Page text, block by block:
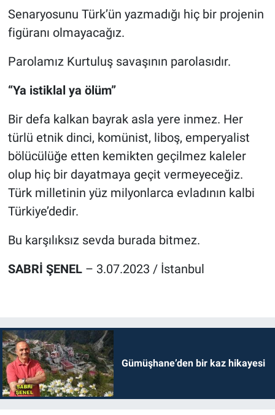
Senaryosunu Türk’ün yazmadığı hiç bir projenin
figüranı olmayacağız.
Parolamız Kurtuluş savaşının parolasıdır.
“Ya istiklal ya ölüm”
Bir defa kalkan bayrak asla yere inmez. Her
türlü etnik dinci, komünist, liboş, emperyalist
bölücülüğe etten kemikten geçilmez kaleler
olup hiç bir dayatmaya geçit vermeyeceğiz.
Türk milletinin yüz milyonlarca evladının kalbi
Türkiye’dedir.
Bu karşılıksız sevda burada bitmez.
SABRİ ŞENEL – 3.07.2023 / İstanbul
Gümüşhane’den bir kaz hikayesi